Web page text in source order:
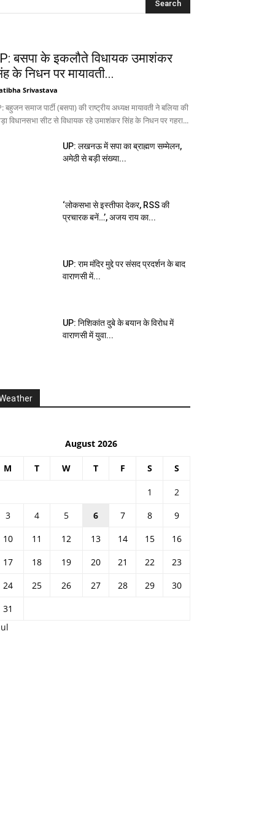
बसपा के इकलौते विधायक उमाशंकर
के निधन पर मायावती...
Srivastava
बहुजन समाज पार्टी (बसपा) की राष्ट्रीय अध्यक्ष मायावती ने बलिया की
विधानसभा सीट से विधायक रहे उमाशंकर सिंह के निधन पर गहरा...
UP: लखनऊ में सपा का ब्राह्मण सम्मेलन,
अमेठी से बड़ी संख्या...
‘लोकसभा से इस्तीफा देकर, RSS की
प्रचारक बनें…’, अजय राय का...
UP: राम मंदिर मुद्दे पर संसद प्रदर्शन के बाद
वाराणसी में...
UP: निशिकांत दुबे के बयान के विरोध में
वाराणसी में युवा...
August 2026
M T W T F S S
1
2
3
4 5 6 7 8
9
10
11 12 13 14 15
16
17
18 19 20 21 22
23
24
25 26 27 28 29
30
31